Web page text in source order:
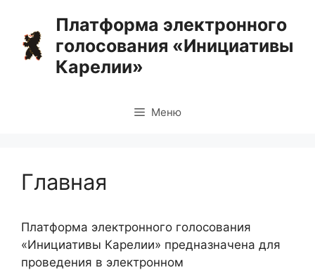
содержимому
Платформа электронного
голосования «Инициативы
Карелии»
Меню
Главная
Платформа электронного голосования
«Инициативы Карелии» предназначена для
проведения в электронном